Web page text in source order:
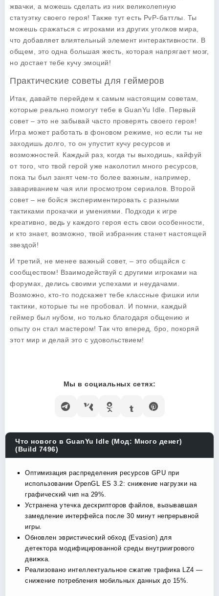
жвачки, а можешь сделать из них великолепную
статуэтку своего героя! Также тут есть PvP-баттлы. Ты
можешь сражаться с игроками из других уголков мира,
что добавляет влиятельный элемент интерактивности. В
общем, это одна большая жесть, которая напрягает мозг,
но достает тебе кучу эмоций!
Практические советы для геймеров
Итак, давайте перейдем к самым настоящим советам,
которые реально помогут тебе в GuanYu Idle . Первый
совет – это не забывай часто проверять своего героя!
Игра может работать в фоновом режиме, но если ты не
заходишь долго, то он упустит кучу ресурсов и
возможностей. Каждый раз, когда ты выходишь, кайфуй
от того, что твой герой уже наколотил много ресурсов,
пока ты был занят чем-то более важным, например,
завариванием чая или просмотром сериалов. Второй
совет – не бойся экспериментировать с разными
тактиками прокачки и умениями. Подходи к игре
креативно, ведь у каждого героя есть свои особенности,
и кто знает, возможно, твой избранник станет настоящей
звездой!
И третий, не менее важный совет, – это общайся с
сообществом! Взаимодействуй с другими игроками на
форумах, делись своими успехами и неудачами.
Возможно, кто-то подскажет тебе классные фишки или
тактики, которые ты не пробовал. И помни, каждый
геймер был нубом, но только благодаря общению и
опыту он стал мастером! Так что вперед, бро, покоряй
этот мир и делай это с удовольствием!
Мы в социальных сетях:
Что нового в GuanYu Idle (Мод: Много денег)
(Build 7496)
Оптимизация распределения ресурсов GPU при
использовании OpenGL ES 3.2: снижение нагрузки на
графический чип на 29%.
Устранена утечка дескрипторов файлов, вызывавшая
замедление интерфейса после 30 минут непрерывной
игры.
Обновлен эвристический обход (Evasion) для
детектора модифицированной среды внутриигрового
движка.
Реализовано интеллектуальное сжатие трафика LZ4 —
снижение потребления мобильных данных до 15%.